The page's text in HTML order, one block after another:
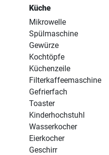
Küche
Mikrowelle
Spülmaschine
Gewürze
Kochtöpfe
Küchenzeile
Filterkaffeemaschine
Gefrierfach
Toaster
Kinderhochstuhl
Wasserkocher
Eierkocher
Geschirr